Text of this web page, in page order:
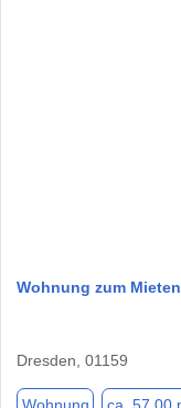
Wohnung zum
Dresden, 01159